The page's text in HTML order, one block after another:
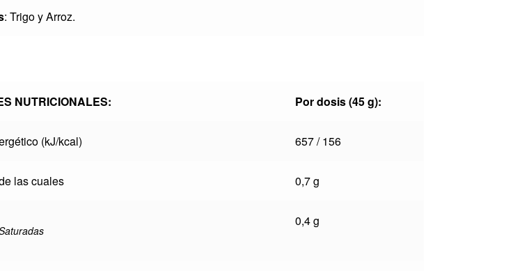
: Trigo y Arroz.
NUTRICIONALES: Por dosis (45 g):
(kJ/kcal) 657 / 156
las cuales 0,7 g
0,4 g